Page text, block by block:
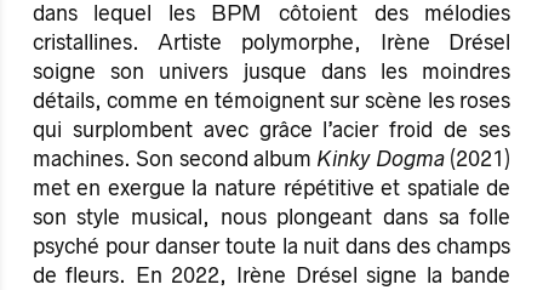
dans lequel les BPM côtoient des mélodies
cristallines. Artiste polymorphe, Irène Drésel
soigne son univers jusque dans les moindres
détails, comme en témoignent sur scène les roses
qui surplombent avec grâce l’acier froid de ses
machines. Son second album Kinky Dogma(2021)
met en exergue la nature répétitive et spatiale de
son style musical, nous plongeant dans sa folle
psyché pour danser toute la nuit dans des champs
de fleurs. En 2022, Irène Drésel signe la bande